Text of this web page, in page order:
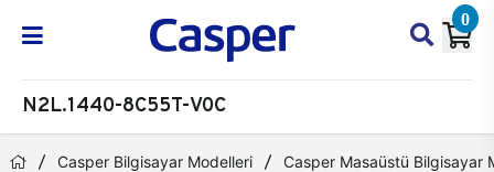
0
N2L.1440-8C55T-V0C
Casper Bilgisayar Modelleri Casper Masaüstü Bilgisayar